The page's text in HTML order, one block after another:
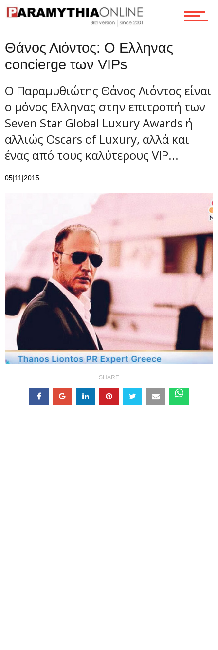
Θάνος Λιόντος: Ο Ελληνας
concierge των VIPs
Ο Παραμυθιώτης Θάνος Λιόντος είναι
ο μόνος Ελληνας στην επιτροπή των
Seven Star Global Luxury Awards ή
αλλιώς Oscars of Luxury, αλλά και
ένας από τους καλύτερους VIP...
05|11|2015
SHARE